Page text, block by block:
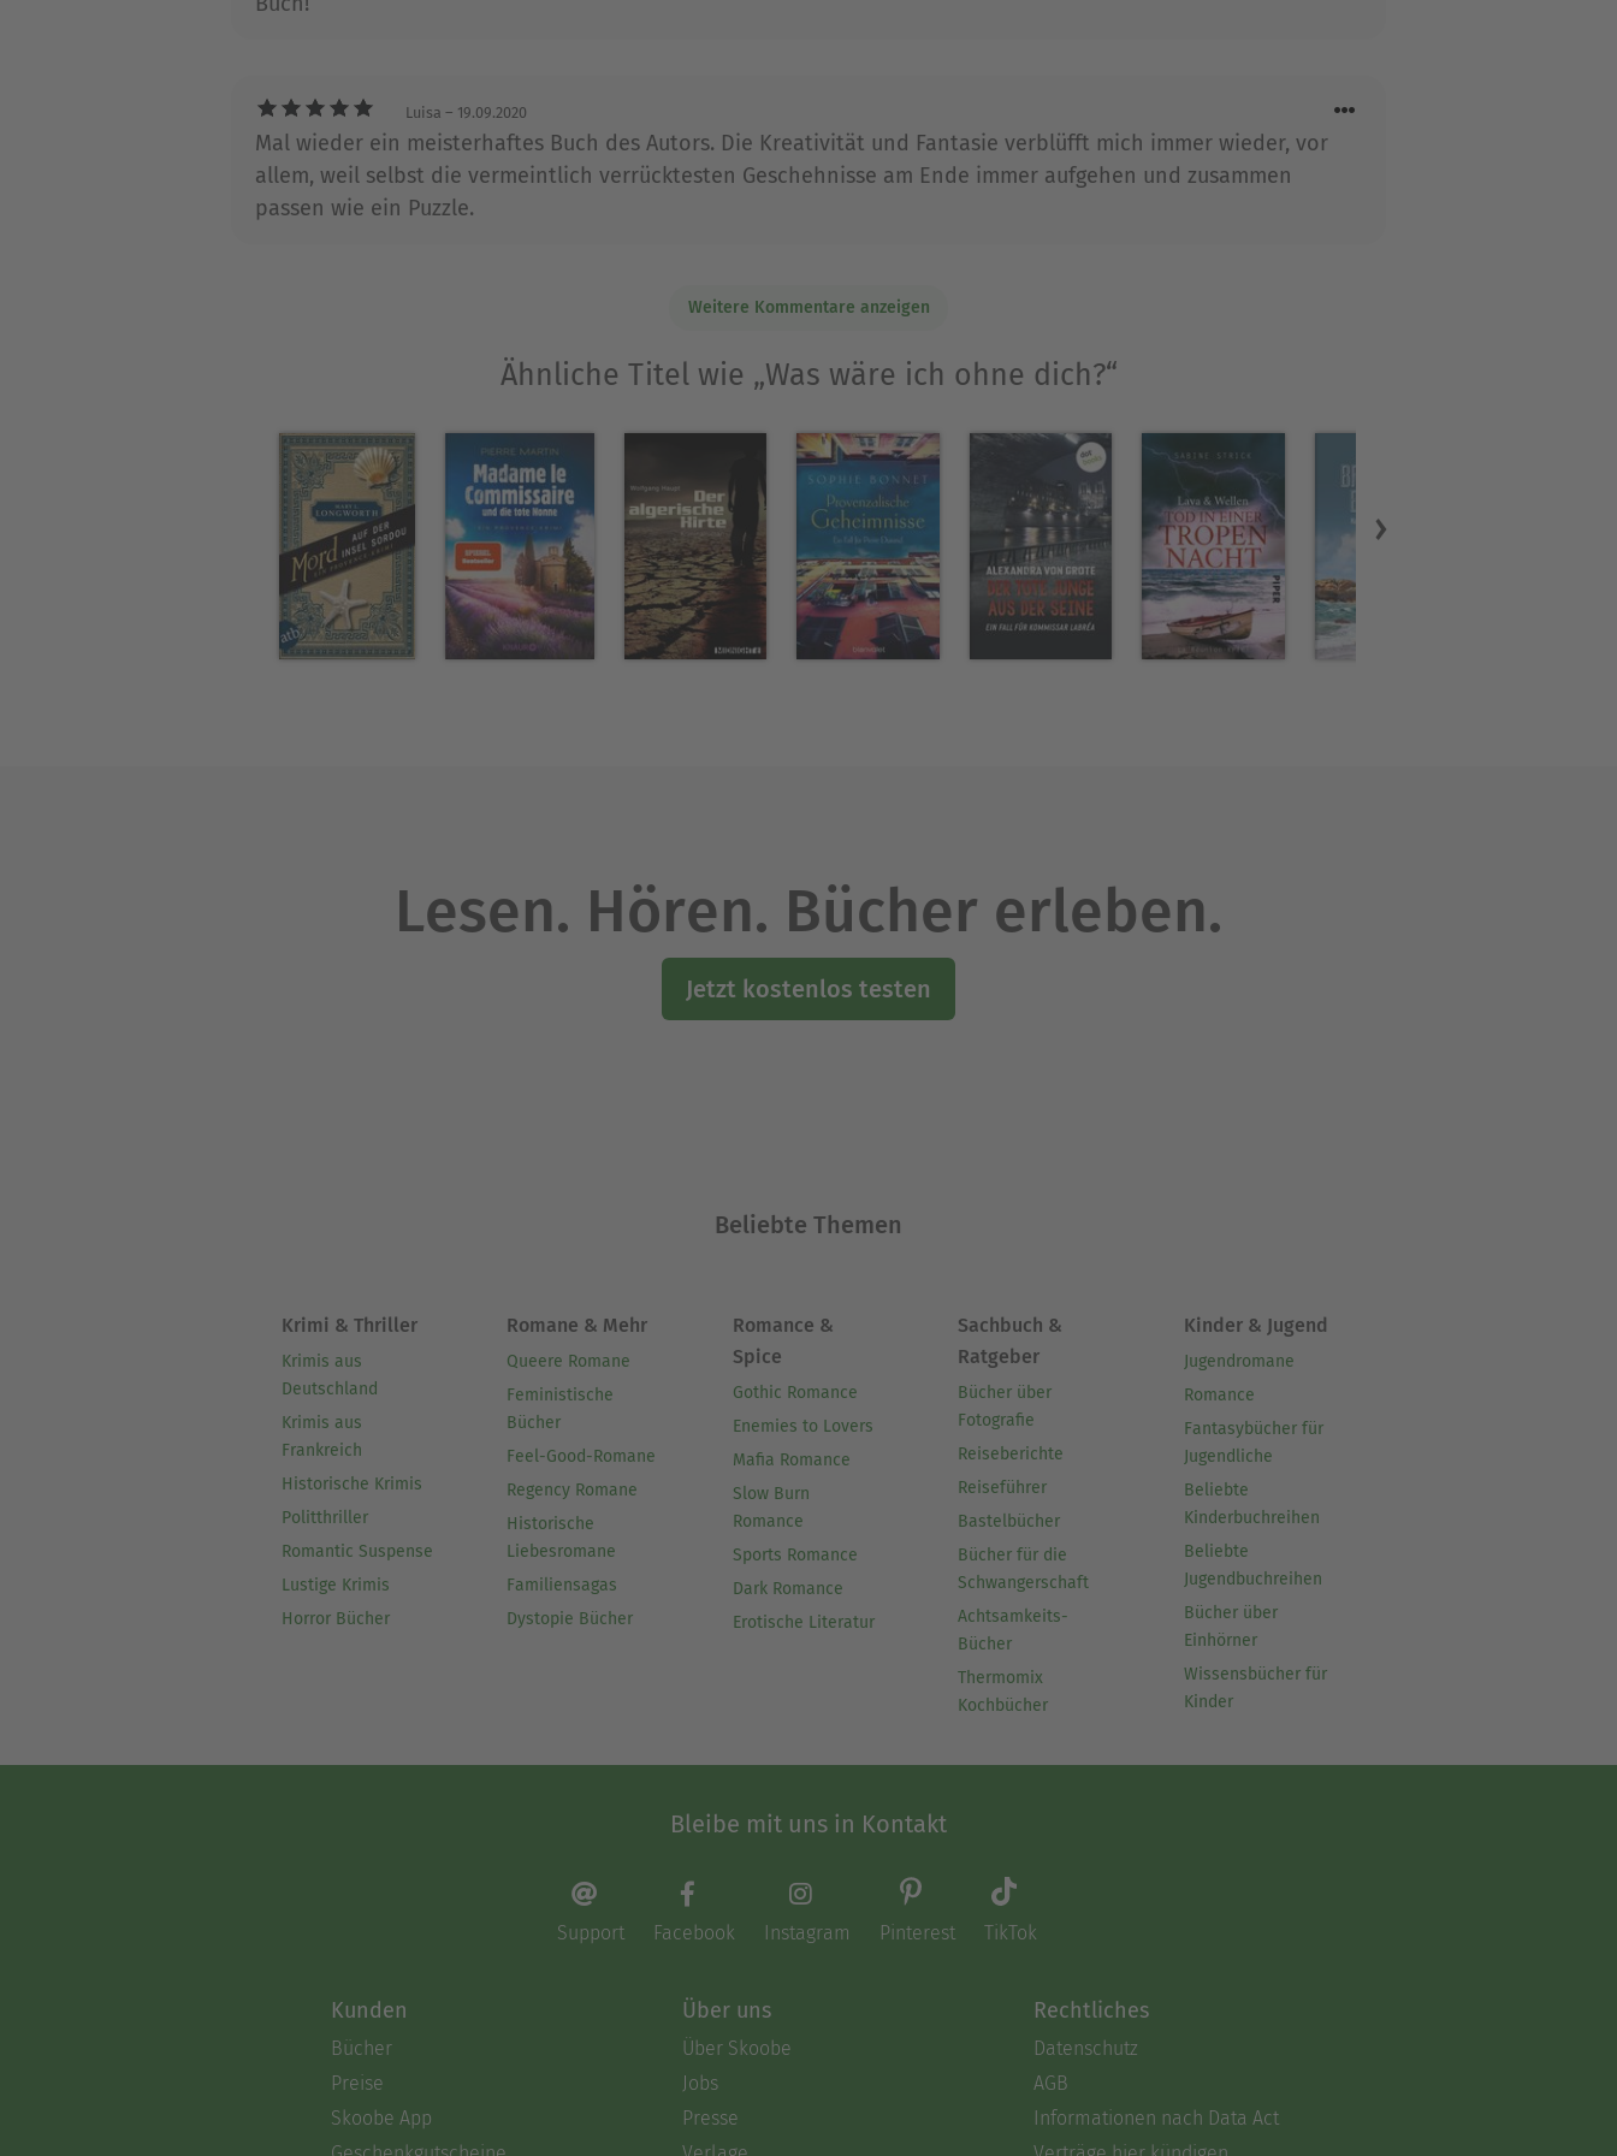
Luisa – 19.09.2020
Mal wieder ein meisterhaftes Buch des Autors. Die Kreativität und Fantasie verblüfft mich immer wieder, vor
allem, weil selbst die vermeintlich verrücktesten Geschehnisse am Ende immer aufgehen und zusammen
passen wie ein Puzzle.
Weitere Kommentare anzeigen
Ähnliche Titel wie „Was wäre ich ohne dich?“
Lesen. Hören. Bücher erleben.
Jetzt kostenlos testen
Beliebte Themen
Krimi & Thriller
Krimis aus
Deutschland
Krimis aus
Frankreich
Historische Krimis
Politthriller
Romantic Suspense
Lustige Krimis
Horror Bücher
Romane & Mehr
Queere Romane
Feministische
Bücher
Feel-Good-Romane
Regency Romane
Historische
Liebesromane
Familiensagas
Dystopie Bücher
Romance &
Spice
Gothic Romance
Enemies to Lovers
Mafia Romance
Slow Burn
Romance
Sports Romance
Dark Romance
Erotische Literatur
Sachbuch &
Ratgeber
Bücher über
Fotografie
Reiseberichte
Reiseführer
Bastelbücher
Bücher für die
Schwangerschaft
Achtsamkeits-
Bücher
Thermomix
Kochbücher
Kinder & Jugend
Jugendromane
Romance
Fantasybücher für
Jugendliche
Beliebte
Kinderbuchreihen
Beliebte
Jugendbuchreihen
Bücher über
Einhörner
Wissensbücher für
Kinder
Bleibe mit uns in Kontakt
Support Facebook Instagram Pinterest TikTok
Kunden
Bücher
Preise
Skoobe App
Über uns
Über Skoobe
Jobs
Presse
Rechtliches
Datenschutz
AGB
Informationen nach Data Act